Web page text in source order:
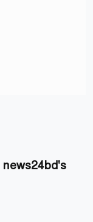
news24bd's